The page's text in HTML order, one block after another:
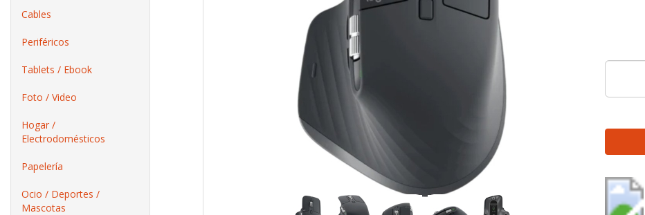
Cables
Periféricos
Tablets / Ebook
Foto / Video
Hogar /
Electrodomésticos
Papelería
Ocio / Deportes /
Mascotas